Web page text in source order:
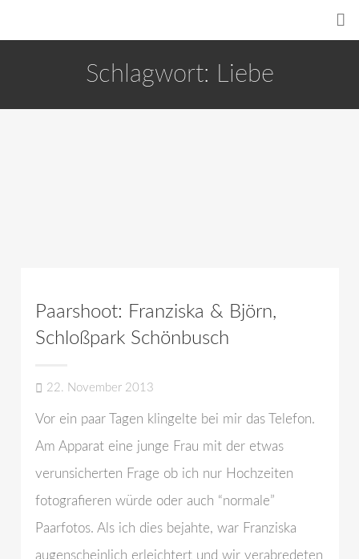
Schlagwort: Liebe
Paarshoot: Franziska & Björn,
Schloßpark Schönbusch
22. November 2013
Vor ein paar Tagen klingelte bei mir das Telefon.
Am Apparat eine junge Frau mit der etwas
verunsicherten Frage ob ich nur Hochzeiten
fotografieren würde oder auch “normale”
Paarfotos. Als ich dies bejahte, war Franziska
augenscheinlich erleichtert und wir verabredeten